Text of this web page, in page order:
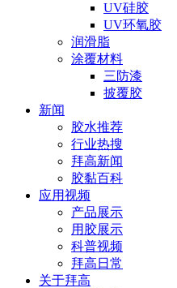
UV硅胶
UV环氧胶
润滑脂
涂覆材料
三防漆
披覆胶
新闻
胶水推荐
行业热搜
拜高新闻
胶黏百科
应用视频
产品展示
用胶展示
科普视频
拜高日常
关于拜高